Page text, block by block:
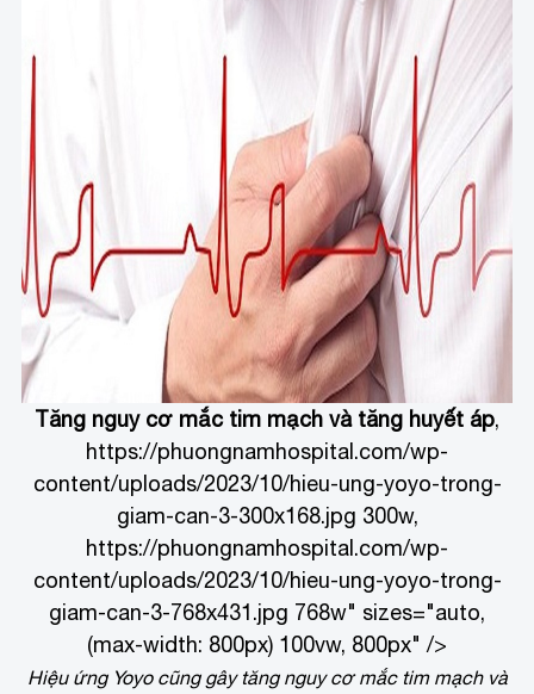
Tăng nguy cơ mắc tim mạch và tăng huyết áp,
https://phuongnamhospital.com/wp-
content/uploads/2023/10/hieu-ung-yoyo-trong-
giam-can-3-300x168.jpg 300w,
https://phuongnamhospital.com/wp-
content/uploads/2023/10/hieu-ung-yoyo-trong-
giam-can-3-768x431.jpg 768w" sizes="auto,
(max-width: 800px) 100vw, 800px" />
Hiệu ứng Yoyo cũng gây tăng nguy cơ mắc tim mạch và